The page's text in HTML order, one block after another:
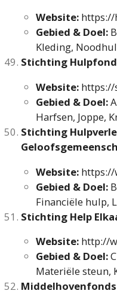
Website:
Gebied & Doel:
Kleding,
Stichting
Website: https://
Gebied & Doel:
Harfsen, Joppe,
Stichting
Website:
Gebied & Doel:
Financiële hulp,
Stichting Help
Website: http://
Gebied & Doel:
Materiële steun,
Middelhovenfonds